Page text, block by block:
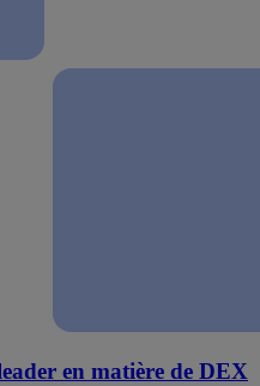
en matière de DEX